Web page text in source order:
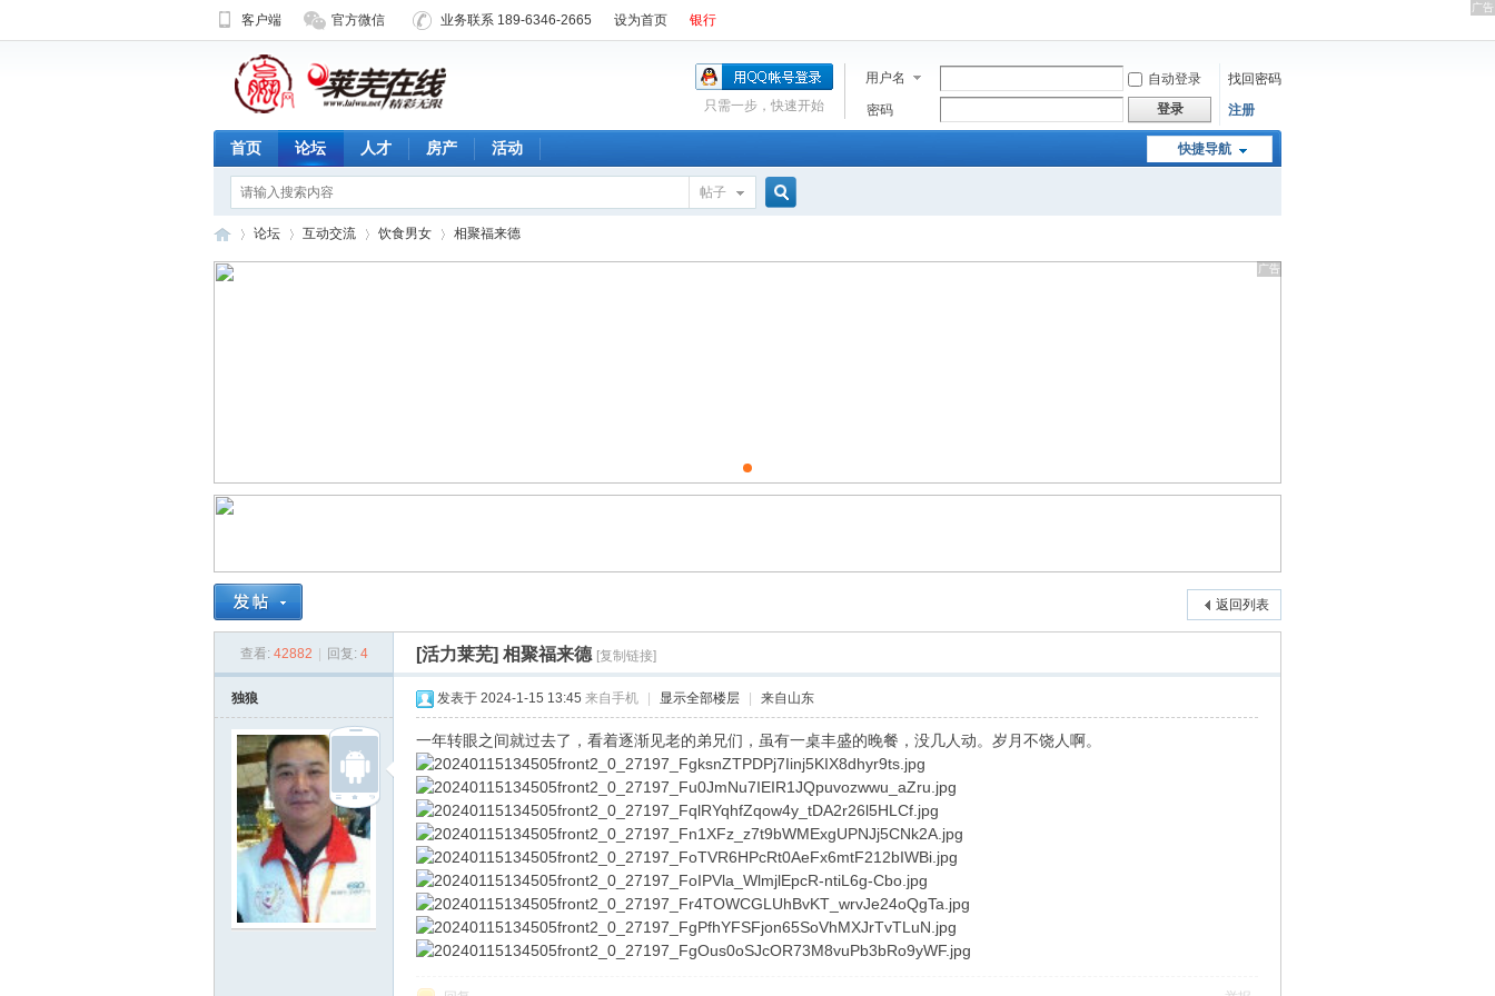
客户端 官方微信 业务联系 189-6346-2665 设为首页 银行
用户名 自动登录
找回密码
密码
登录 注册
只需一步，快速开始
快捷导航
首页 论坛 人才 房产 活动
帖子
论坛 互动交流 饮食男女 相聚福来德
返回列表
查看: 42882 回复: 4 [活力莱芜] 相聚福来德 [复制链接]
独狼 发表于 2024-1-15 13:45 来自手机 显示全部楼层 来自山东
一年转眼之间就过去了，看着逐渐见老的弟兄们，虽有一桌丰盛的晚餐，没几人动。岁月不饶人啊。